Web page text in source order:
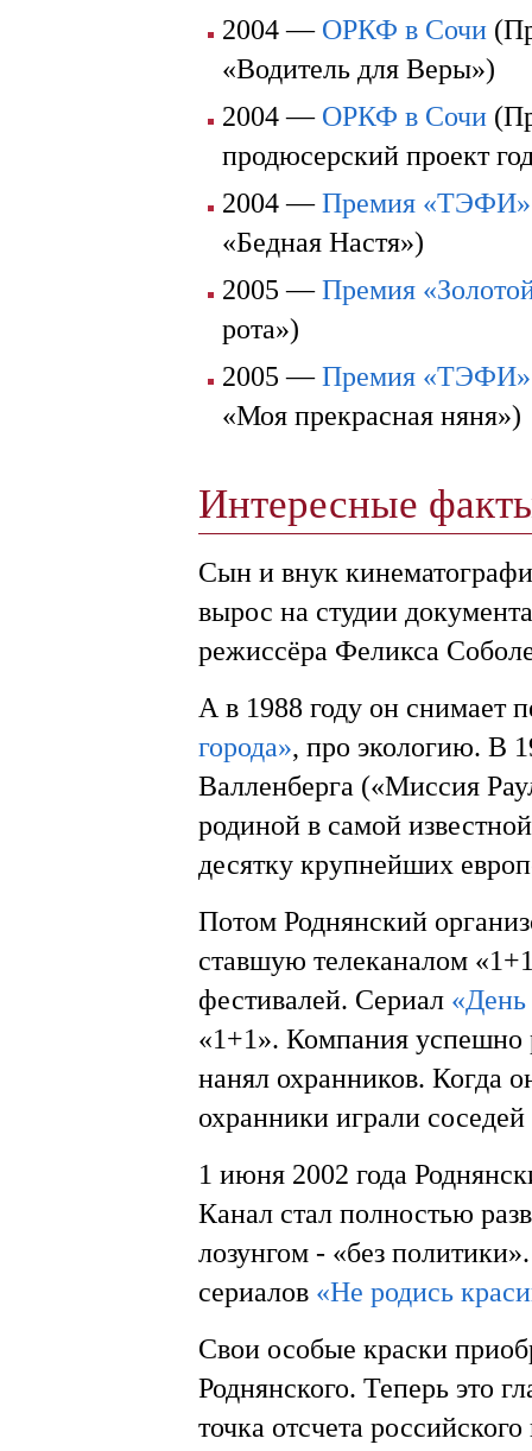
2004 — ОРКФ в Сочи
«Водитель для Веры»)
2004 — ОРКФ в Сочи
продюсерский проект
2004 —Премия «ТЭФИ»
«Бедная Настя»)
2005 —Премия
рота»)
2005 —Премия «ТЭФИ»
«Моя прекрасная няня»)
Интересные
Сын и внук
вырос на студии
режиссёра Феликса
А в 1988 году он
города», про экологию. В
Валленберга («Миссия
родиной в самой
десятку крупнейших
Потом Роднянский
ставшую телеканалом
фестивалей. Сериал
«1+1». Компания успешно
нанял охранников. Когда
охранники играли
1 июня 2002 года
Канал стал полностью
лозунгом - «без
сериалов «Не родись
Свои особые краски
Роднянского. Теперь это
точка отсчета